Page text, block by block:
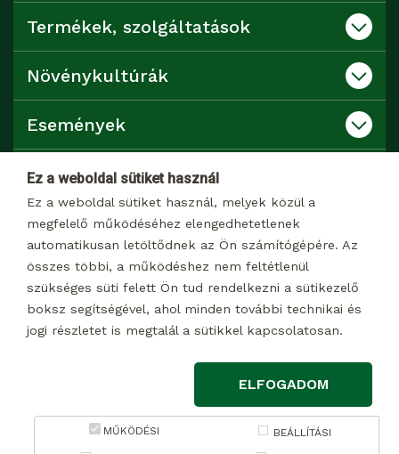
Ez a weboldal sütiket használ
Ez a weboldal sütiket használ, melyek közül a
megfelelő működéséhez elengedhetetlenek
automatikusan letöltődnek az Ön számítógépére. Az
összes többi, a működéshez nem feltétlenül
szükséges süti felett Ön tud rendelkezni a sütikezelő
boksz segítségével, ahol minden további technikai és
jogi részletet is megtalál a sütikkel kapcsolatosan.
ELFOGADOM
MŰKÖDÉSI BEÁLLÍTÁSI
Termékek, szolgáltatások
Növénykultúrák
Események
Katalógusok
Kapcsolat
Dokumentumtár
© 2026 Minden jog fenntartva
Impresszum
Adatkezelési tájékoztató marketing célú adatkezelésről